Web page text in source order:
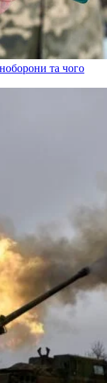
та чого